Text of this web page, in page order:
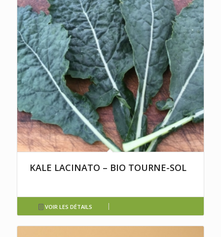
KALE LACINATO – BIO TOURNE-SOL
VOIR LES DÉTAILS